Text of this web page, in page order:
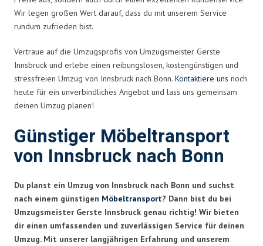
Wir legen großen Wert darauf, dass du mit unserem Service
rundum zufrieden bist.
Vertraue auf die Umzugsprofis von Umzugsmeister Gerste
Innsbruck und erlebe einen reibungslosen, kostengünstigen und
stressfreien Umzug von Innsbruck nach Bonn. Kontaktiere uns noch
heute für ein unverbindliches Angebot und lass uns gemeinsam
deinen Umzug planen!
Günstiger Möbeltransport
von Innsbruck nach Bonn
Du planst ein Umzug von Innsbruck nach Bonn und suchst
nach einem günstigen Möbeltransport? Dann bist du bei
Umzugsmeister Gerste Innsbruck genau richtig! Wir bieten
dir einen umfassenden und zuverlässigen Service für deinen
Umzug. Mit unserer langjährigen Erfahrung und unserem